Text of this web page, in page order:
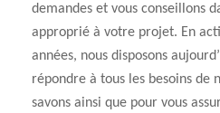
demandes et vous conseillons
approprié à votre projet. En
années, nous disposons
répondre à tous les besoins de
savons ainsi que pour vous